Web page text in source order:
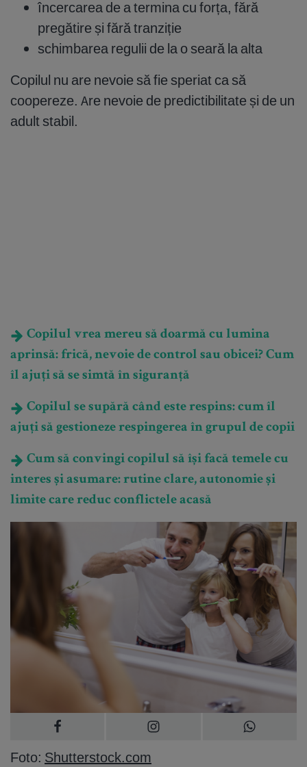
încercarea de a termina cu forța, fără
pregătire și fără tranziție
schimbarea regulii de la o seară la alta
Copilul nu are nevoie să fie speriat ca să
coopereze. Are nevoie de predictibilitate și de un
adult stabil.
Copilul vrea mereu să doarmă cu lumina
aprinsă: frică, nevoie de control sau obicei? Cum
îl ajuți să se simtă în siguranță
Copilul se supără când este respins: cum îl
ajuți să gestioneze respingerea în grupul de copii
Cum să convingi copilul să își facă temele cu
interes și asumare: rutine clare, autonomie și
limite care reduc conflictele acasă
Foto: Shutterstock.com